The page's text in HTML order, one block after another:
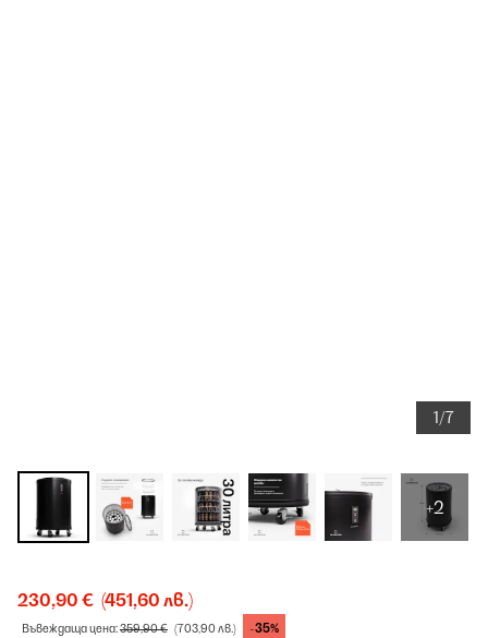
1/7
+2
230,90 € (451,60 лв.)
Въвеждаща цена:359,90 € (703,90 лв.) -35%